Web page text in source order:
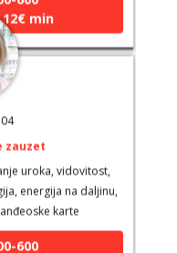
min
zauzet
uroka, vidovitost,
energija na daljinu,
karte
600